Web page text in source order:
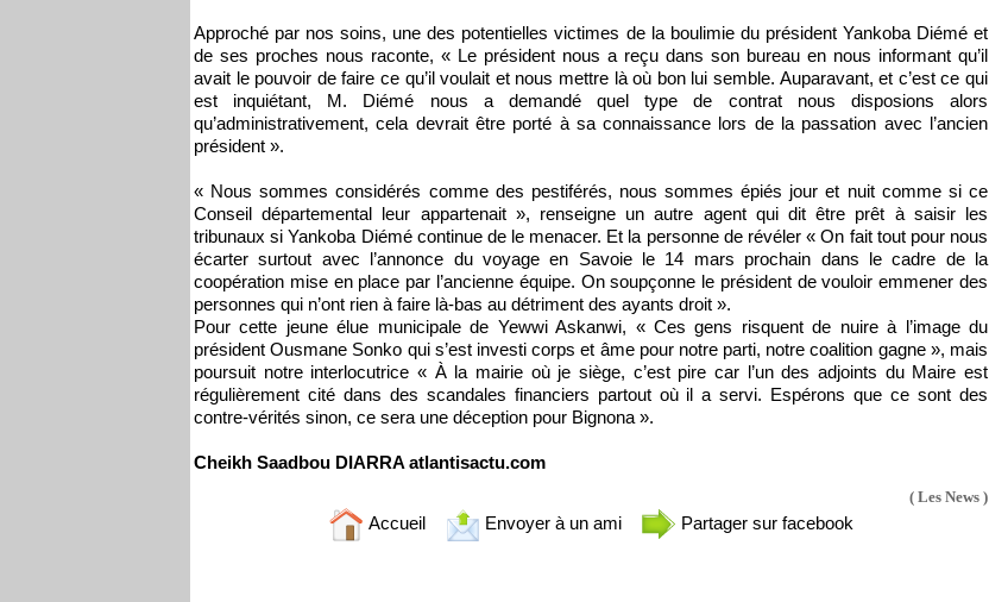
Approché par nos soins, une des potentielles victimes de la boulimie du président Yankoba Diémé et
de ses proches nous raconte, « Le président nous a reçu dans son bureau en nous informant qu’il
avait le pouvoir de faire ce qu’il voulait et nous mettre là où bon lui semble. Auparavant, et c’est ce qui
est inquiétant, M. Diémé nous a demandé quel type de contrat nous disposions alors
qu’administrativement, cela devrait être porté à sa connaissance lors de la passation avec l’ancien
président ».
« Nous sommes considérés comme des pestiférés, nous sommes épiés jour et nuit comme si ce
Conseil départemental leur appartenait », renseigne un autre agent qui dit être prêt à saisir les
tribunaux si Yankoba Diémé continue de le menacer. Et la personne de révéler « On fait tout pour nous
écarter surtout avec l’annonce du voyage en Savoie le 14 mars prochain dans le cadre de la
coopération mise en place par l’ancienne équipe. On soupçonne le président de vouloir emmener des
personnes qui n’ont rien à faire là-bas au détriment des ayants droit ».
Pour cette jeune élue municipale de Yewwi Askanwi, « Ces gens risquent de nuire à l’image du
président Ousmane Sonko qui s’est investi corps et âme pour notre parti, notre coalition gagne », mais
poursuit notre interlocutrice « À la mairie où je siège, c’est pire car l’un des adjoints du Maire est
régulièrement cité dans des scandales financiers partout où il a servi. Espérons que ce sont des
contre-vérités sinon, ce sera une déception pour Bignona ».
Cheikh Saadbou DIARRA atlantisactu.com
( Les News )
Accueil Envoyer à un ami Partager sur facebook